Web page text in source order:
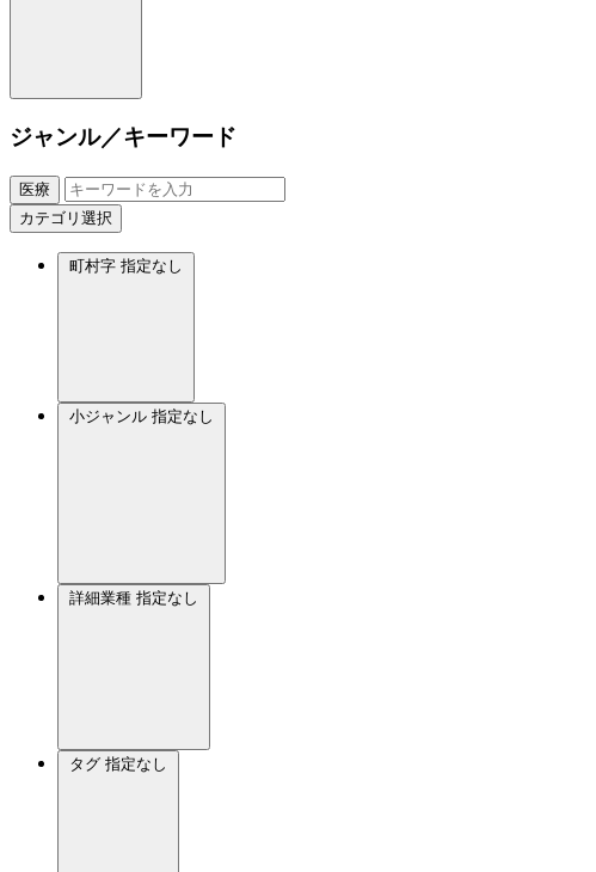
ジャンル／キーワード
医療
カテゴリ選択
町村字 指定なし
小ジャンル 指定なし
詳細業種 指定なし
タグ 指定なし